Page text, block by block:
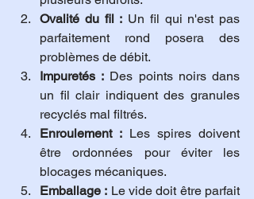
Ovalité du fil : Un fil qui n'est pas
parfaitement rond posera des
problèmes de débit.
Impuretés : Des points noirs dans
un fil clair indiquent des granules
recyclés mal filtrés.
Enroulement : Les spires doivent
être ordonnées pour éviter les
blocages mécaniques.
Emballage : Le vide doit être parfait